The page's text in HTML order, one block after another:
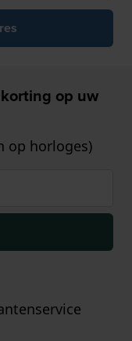
op uw
op horloges)